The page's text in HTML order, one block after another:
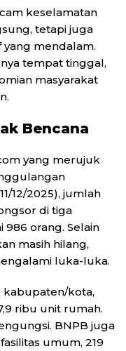
keselamatan
tetapi juga
mendalam.
tempat tinggal,
masyarakat
Bencana
yang merujuk
12/2025), jumlah
di tiga
orang. Selain
masih hilang,
luka-luka.
kabupaten/kota,
ribu unit rumah.
BNPB juga
umum, 219